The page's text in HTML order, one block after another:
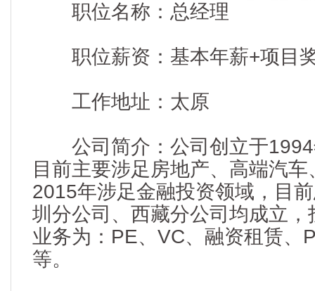
职位名称：总经理
职位薪资：基本年薪+项目
工作地址：太原
公司简介：公司创立于1994
目前主要涉足房地产、高端汽
2015年涉足金融投资领域，目
圳分公司、西藏分公司均成立
业务为：PE、VC、融资租赁、
等。